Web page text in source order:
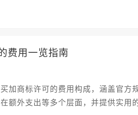
费用一览指南
加商标许可的费用构成，涵盖官方
额外支出等多个层面，并提供实用